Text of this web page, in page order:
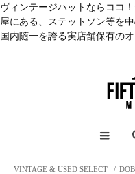
ヴィンテージハットならココ
屋にある、ステットソン等を
国内随一を誇る実店舗保有の
VINTAGE & USED SELECT /